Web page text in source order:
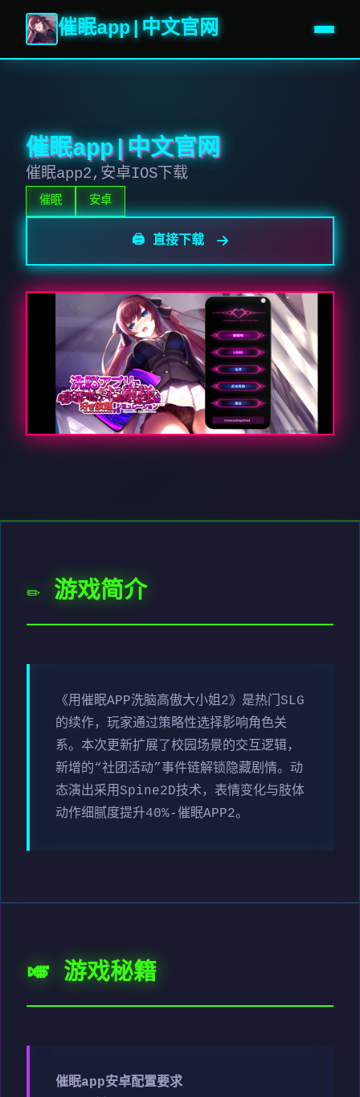
催眠app|中文官网
催眠app|中文官网
催眠app2,安卓IOS下载
催眠 安卓
🖨️ 直接下载
✏️ 游戏简介
《用催眠APP洗脑高傲大小姐2》是热门SLG
的续作，玩家通过策略性选择影响角色关
系。本次更新扩展了校园场景的交互逻辑，
新增的“社团活动”事件链解锁隐藏剧情。动
态演出采用Spine2D技术，表情变化与肢体
动作细腻度提升40%-催眠APP2。
🎺 游戏秘籍
催眠app安卓配置要求